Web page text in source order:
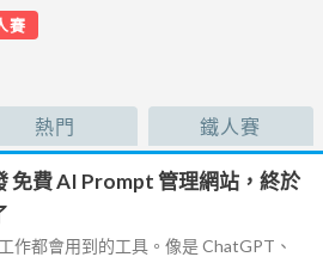
賽
熱門 鐵人賽
免費 AI Prompt 管理網站，終於
作都會用到的工具。像是 ChatGPT、